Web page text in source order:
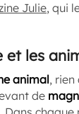
Julie, qui
et les
animal, rien
de